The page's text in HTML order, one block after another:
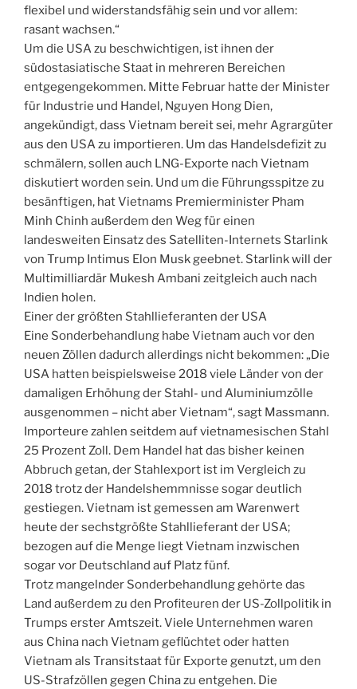
flexibel und widerstandsfähig sein und vor allem:
rasant wachsen.“
Um die USA zu beschwichtigen, ist ihnen der
südostasiatische Staat in mehreren Bereichen
entgegengekommen. Mitte Februar hatte der Minister
für Industrie und Handel, Nguyen Hong Dien,
angekündigt, dass Vietnam bereit sei, mehr Agrargüter
aus den USA zu importieren. Um das Handelsdefizit zu
schmälern, sollen auch LNG-Exporte nach Vietnam
diskutiert worden sein. Und um die Führungsspitze zu
besänftigen, hat Vietnams Premierminister Pham
Minh Chinh außerdem den Weg für einen
landesweiten Einsatz des Satelliten-Internets Starlink
von Trump Intimus Elon Musk geebnet. Starlink will der
Multimilliardär Mukesh Ambani zeitgleich auch nach
Indien holen.
Einer der größten Stahllieferanten der USA
Eine Sonderbehandlung habe Vietnam auch vor den
neuen Zöllen dadurch allerdings nicht bekommen: „Die
USA hatten beispielsweise 2018 viele Länder von der
damaligen Erhöhung der Stahl- und Aluminiumzölle
ausgenommen – nicht aber Vietnam“, sagt Massmann.
Importeure zahlen seitdem auf vietnamesischen Stahl
25 Prozent Zoll. Dem Handel hat das bisher keinen
Abbruch getan, der Stahlexport ist im Vergleich zu
2018 trotz der Handelshemmnisse sogar deutlich
gestiegen. Vietnam ist gemessen am Warenwert
heute der sechstgrößte Stahllieferant der USA;
bezogen auf die Menge liegt Vietnam inzwischen
sogar vor Deutschland auf Platz fünf.
Trotz mangelnder Sonderbehandlung gehörte das
Land außerdem zu den Profiteuren der US-Zollpolitik in
Trumps erster Amtszeit. Viele Unternehmen waren
aus China nach Vietnam geflüchtet oder hatten
Vietnam als Transitstaat für Exporte genutzt, um den
US-Strafzöllen gegen China zu entgehen. Die